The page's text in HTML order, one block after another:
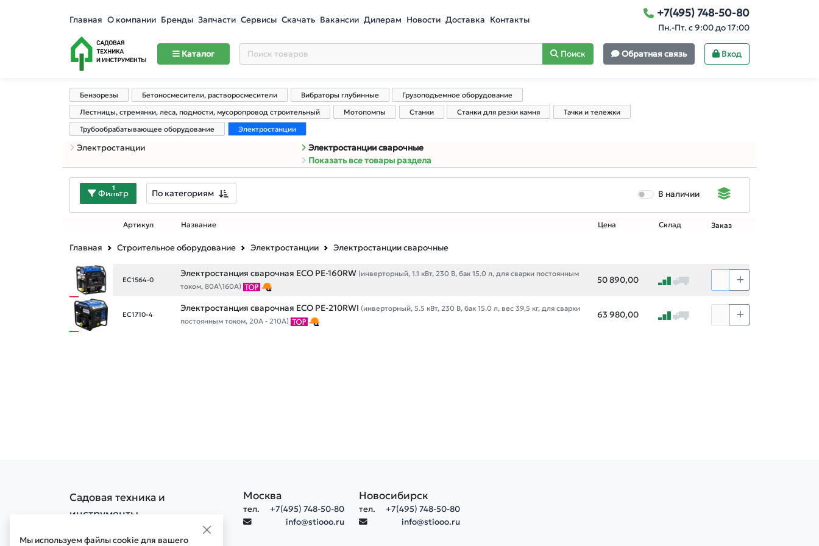
Главная О компании Бренды Запчасти Сервисы Скачать Вакансии Дилерам Новости Доставка Контакты +7(495) 748-50-80
Пн.-Пт. с 9:00 до 17:00
Каталог Поиск Обратная связь Вход
Бензорезы Бетоносмесители, растворосмесители Вибраторы глубинные
Грузоподъемное оборудование
Лестницы, стремянки, леса, подмости, мусоропровод строительный
Мотопомпы Станки Станки для резки камня
Тачки и тележки
Трубообрабатывающее оборудование
Электростанции
Электростанции
Электростанции сварочные
Показать все товары раздела
Фильтр
1 По категориям В наличии
Артикул Название Цена Склад Заказ
Главная Строительное оборудование Электростанции Электростанции сварочные
EC1564-0
Электростанция сварочная ECO PE-160RW (инверторный, 1.1 кВт, 230 В, бак 15.0 л, для сварки постоянным
током, 80А\160A)
50 890,00
EC1710-4
Электростанция сварочная ECO PE-210RWI (инверторный, 5.5 кВт, 230 В, бак 15.0 л, вес 39,5 кг, для сварки
постоянным током, 20А - 210А)
63 980,00
Мы используем файлы cookie для вашего
Садовая техника и
инструменты
Москва
тел.
+7(495) 748-50-80
info@stiooo.ru
Новосибирск
тел.
+7(495) 748-50-80
info@stiooo.ru